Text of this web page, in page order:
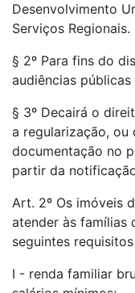
Desenvolvimento
Serviços Regionais.
§ 2º Para fins do
audiências
§ 3º Decairá o
a regularização, ou
documentação no
partir da
Art. 2º Os imóveis
atender às famílias
seguintes
I - renda familiar